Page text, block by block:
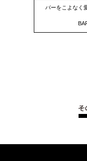
バーをこよなく